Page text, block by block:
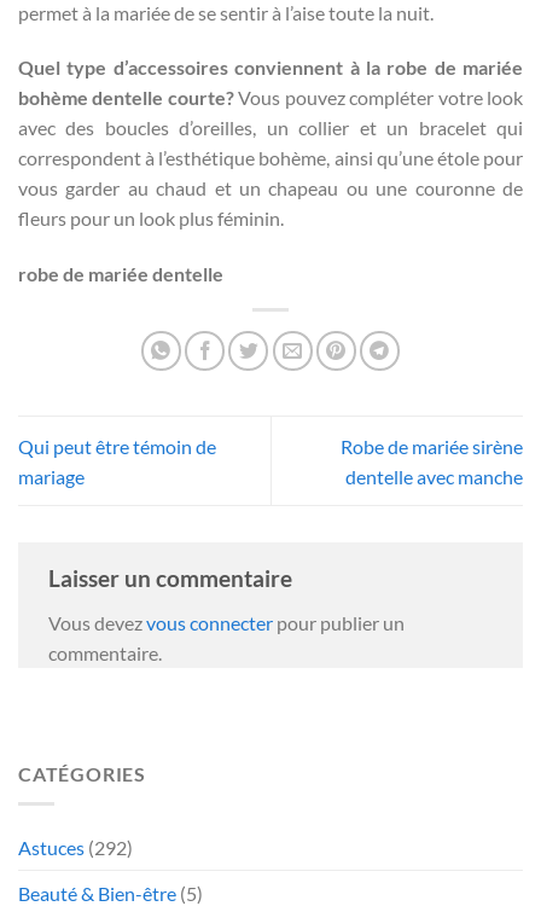
permet à la mariée de se sentir à l’aise toute la nuit.
Quel type d’accessoires conviennent à la robe de mariée
bohème dentelle courte?Vous pouvez compléter votre look
avec des boucles d’oreilles, un collier et un bracelet qui
correspondent à l’esthétique bohème, ainsi qu’une étole pour
vous garder au chaud et un chapeau ou une couronne de
fleurs pour un look plus féminin.
robe de mariée dentelle
Qui peut être témoin de
mariage
Robe de mariée sirène
dentelle avec manche
Laisser un commentaire
Vous devezvous connecter pour publier un
commentaire.
CATÉGORIES
Astuces (292)
Beauté & Bien-être (5)